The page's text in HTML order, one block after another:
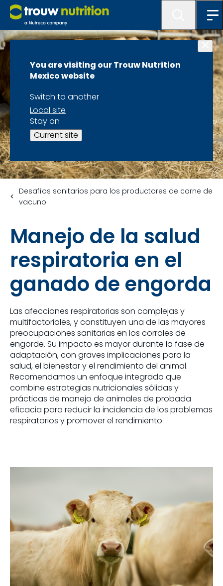
You are visiting our Trouw Nutrition
Mexico website
Switch to another
Local site
Stay on
Current site
Desafíos sanitarios para los productores de carne de
vacuno
Manejo de la salud
respiratoria en el
ganado de engorda
Las afecciones respiratorias son complejas y
multifactoriales, y constituyen una de las mayores
preocupaciones sanitarias en los corrales de
engorde. Su impacto es mayor durante la fase de
adaptación, con graves implicaciones para la
salud, el bienestar y el rendimiento del animal.
Recomendamos un enfoque integrado que
combine estrategias nutricionales sólidas y
prácticas de manejo de animales de probada
eficacia para reducir la incidencia de los problemas
respiratorios y promover el rendimiento.